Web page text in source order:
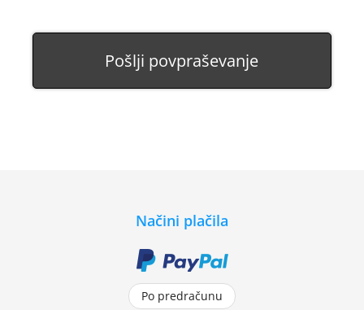
Pošlji povpraševanje
Načini plačila
Po predračunu